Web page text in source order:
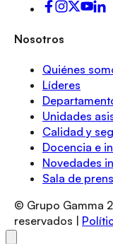
Nosotros
Quiénes
Líderes
Unidades
Calidad y
Docencia e
Novedades
Sala de
© Grupo Gamma
reservados |